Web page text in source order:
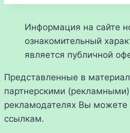
Информация на сайте
ознакомительный
является публичной
Представленные в
партнерскими
рекламодателях Вы можете
ссылкам.